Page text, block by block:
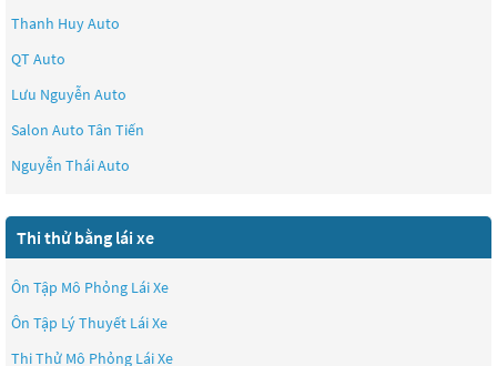
Thanh Huy Auto
QT Auto
Lưu Nguyễn Auto
Salon Auto Tân Tiến
Nguyễn Thái Auto
Thi thử bằng lái xe
Ôn Tập Mô Phỏng Lái Xe
Ôn Tập Lý Thuyết Lái Xe
Thi Thử Mô Phỏng Lái Xe